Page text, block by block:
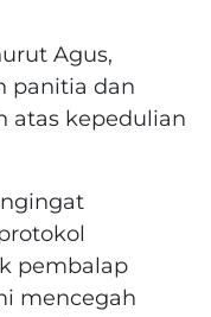
Agus,
panitia dan
atas kepedulian
pembalap
mencegah